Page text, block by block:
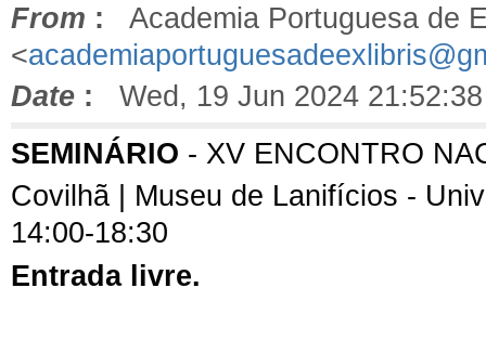
From : Academia Portuguesa de
<
Date : Wed, 19 Jun 2024
SEMINÁRIO - XV ENCONTRO
Covilhã | Museu de Lanifícios -
14:00-18:30
Entrada livre.